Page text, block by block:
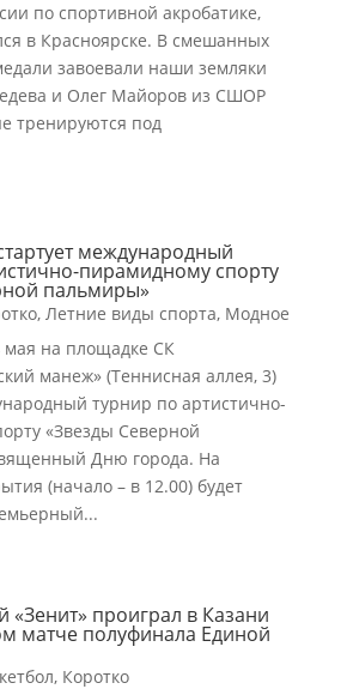
по спортивной акробатике,
в Красноярске. В смешанных
завоевали наши земляки
и Олег Майоров из СШОР
тренируются под
международный
пирамидному спорту
пальмиры»
, Летние виды спорта, Модное
мая на площадке СК
манеж» (Теннисная аллея, 3)
турнир по артистично-
«Звезды Северной
Дню города. На
(начало – в 12.00) будет
«Зенит» проиграл в Казани
матче полуфинала Единой
, Коротко